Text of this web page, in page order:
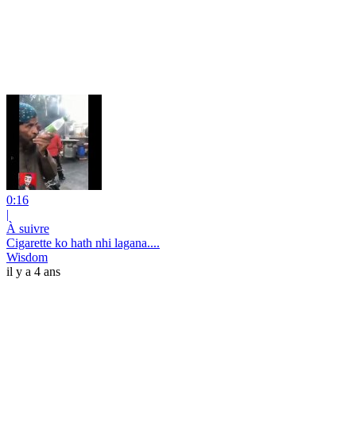
0:16
|
À suivre
Cigarette ko hath nhi lagana....
Wisdom
il y a 4 ans